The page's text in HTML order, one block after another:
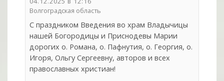
Волгоградская область
С праздником Введения во храм Владычицы
нашей Богородицы и Приснодевы Марии
дорогих о. Романа, о. Пафнутия, о. Георгия, о.
Игоря, Ольгу Сергеевну, авторов и всех
православных христиан!